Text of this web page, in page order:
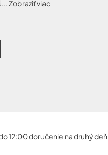
Zobraziť viac
12:00 doručenie na druhý deň